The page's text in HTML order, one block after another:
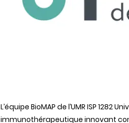
L’équipe BioMAP de l’UMR ISP
immunothérapeutique innovant